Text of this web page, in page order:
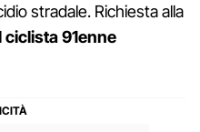
stradale. Richiesta alla
ciclista 91enne